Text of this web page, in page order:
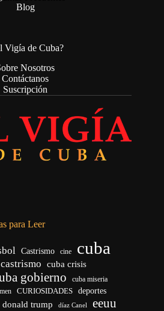
Blog
Vigía de Cuba?
Nosotros
Contáctanos
Suscripción
para Leer
Castrismo cine cuba
cuba crisis
gobierno cuba miseria
CURIOSIDADES deportes
donald trump díaz Canel eeuu